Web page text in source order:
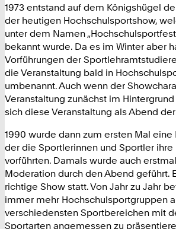
1973 entstand auf dem Königshügel
der heutigen Hochschulsportshow,
unter dem Namen
bekannt wurde. Da es im Winter aber
Vorführungen der
die Veranstaltung bald in
umbenannt. Auch wenn der
Veranstaltung zunächst im
sich diese Veranstaltung als Abend
1990 wurde dann zum ersten Mal eine
der die Sportlerinnen und Sportler
vorführten. Damals wurde auch
Moderation durch den Abend geführt.
richtige Show statt. Von Jahr zu Jahr
immer mehr Hochschulsportgruppen
verschiedensten Sportbereichen mit
Sportarten angemessen zu